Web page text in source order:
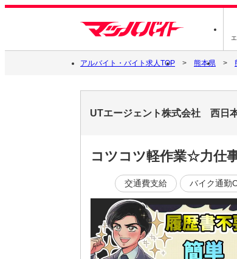
アルバイト・バイト求人TOP 熊本県
UTエージェント株式会社 西日
コツコツ軽作業☆力仕
交通費支給 バイク通勤